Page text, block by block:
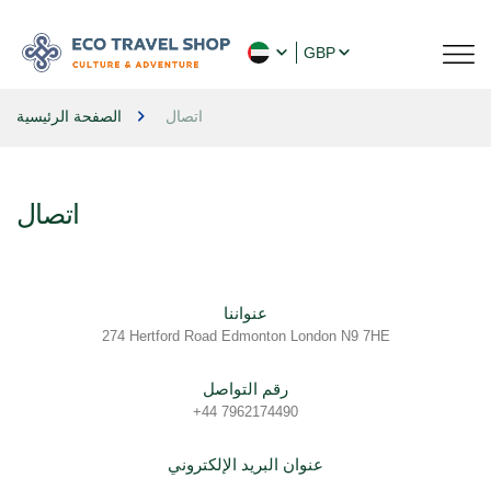
GBP
الصفحة الرئيسية اتصال
اتصال
عنواننا
274 Hertford Road Edmonton London N9 7HE
رقم التواصل
+44 7962174490
عنوان البريد الإلكتروني